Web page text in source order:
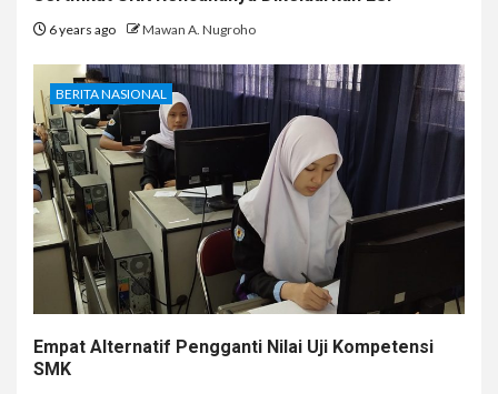
6 years ago Mawan A. Nugroho
BERITA NASIONAL
Empat Alternatif Pengganti Nilai Uji Kompetensi
SMK